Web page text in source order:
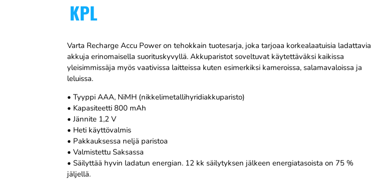
KPL
Varta Recharge Accu Power on tehokkain tuotesarja, joka tarjoaa korkealaatuisia ladattavia
akkuja erinomaisella suorituskyvyllä. Akkuparistot soveltuvat käytettäväksi kaikissa
yleisimmissäja myös vaativissa laitteissa kuten esimerkiksi kameroissa, salamavaloissa ja
leluissa.
• Tyyppi AAA, NiMH (nikkelimetallihyridiakkuparisto)
• Kapasiteetti 800 mAh
• Jännite 1,2 V
• Heti käyttövalmis
• Pakkauksessa neljä paristoa
• Valmistettu Saksassa
• Säilyttää hyvin ladatun energian. 12 kk säilytyksen jälkeen energiatasoista on 75 %
jäljellä.